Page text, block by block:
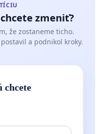
zmeniť?
že zostaneme ticho.
a podnikol kroky.
chcete